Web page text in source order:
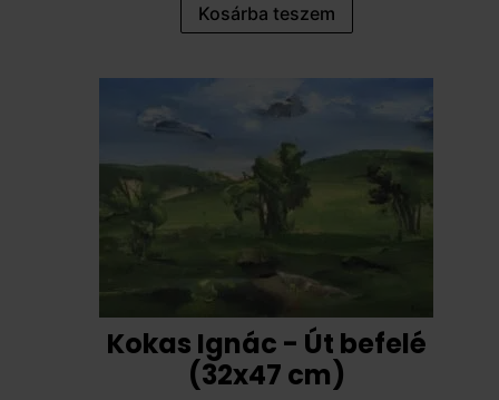
Kosárba teszem
Kokas Ignác - Út befelé
(32x47 cm)